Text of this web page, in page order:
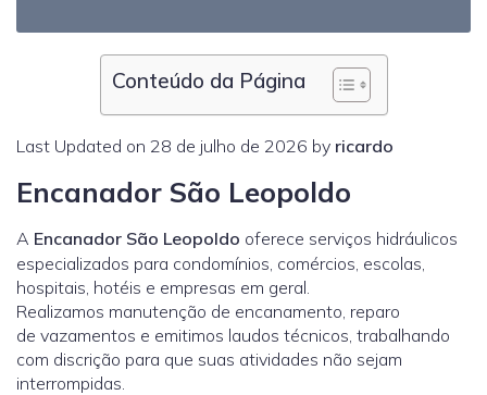
Conteúdo da Página
Last Updated on 28 de julho de 2026 by ricardo
Encanador São Leopoldo
A Encanador São Leopoldo oferece serviços hidráulicos
especializados para condomínios, comércios, escolas,
hospitais, hotéis e empresas em geral.
Realizamos manutenção de encanamento, reparo
de vazamentos e emitimos laudos técnicos, trabalhando
com discrição para que suas atividades não sejam
interrompidas.